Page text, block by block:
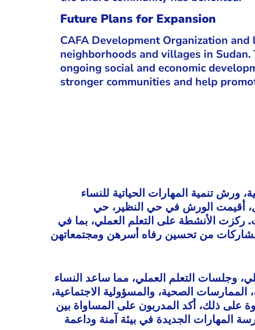
Future Plans for Expansion
CAFA Development Organization
neighborhoods and villages in
ongoing social and economic
stronger communities and help
ورش تنمية المهارات الحياتية للنساء
أقيمت الورش في حي النظير، حي
ركزت الأنشطة على التعلم العملي، بما في
من تحسين رفاه أسرهن ومجتمعاتهن
وجلسات التعلم العملي، مما ساعد النساء
الصحية، والمسؤولية الاجتماعية،
على ذلك، أكد المدربون على المساواة بين
الجديدة في بيئة آمنة وداعمة